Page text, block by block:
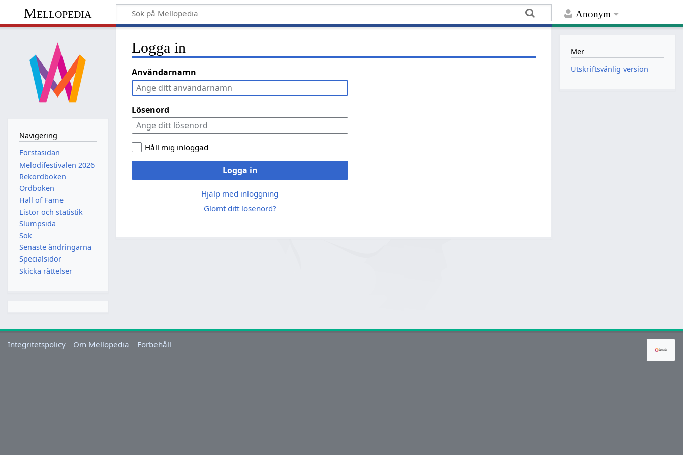
Anonym
Mellopedia
Logga in
Användarnamn
Lösenord
Håll mig inloggad
Logga in
Hjälp med inloggning
Glömt ditt lösenord?
Navigering
Förstasidan
Melodifestivalen 2026
Rekordboken
Ordboken
Hall of Fame
Listor och statistik
Slumpsida
Sök
Senaste ändringarna
Specialsidor
Skicka rättelser
Mer
Utskriftsvänlig version
Integritetspolicy Om Mellopedia Förbehåll